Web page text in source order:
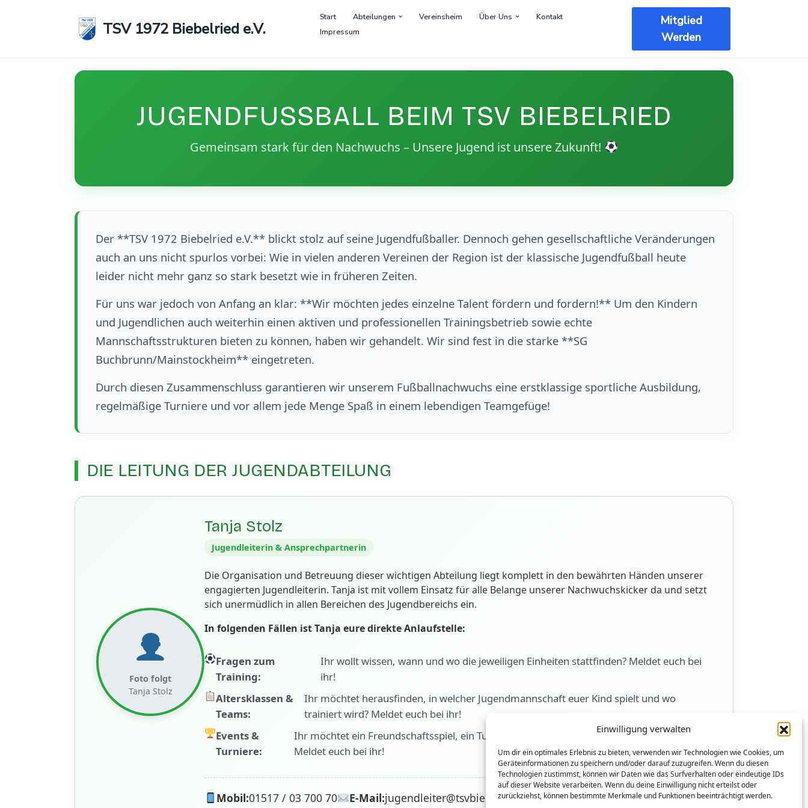
Einwilligung verwalten
Um dir ein optimales Erlebnis zu bieten, verwenden wir Technologien wie Cookies, um
Geräteinformationen zu speichern und/oder darauf zuzugreifen. Wenn du diesen
Technologien zustimmst, können wir Daten wie das Surfverhalten oder eindeutige IDs
auf dieser Website verarbeiten. Wenn du deine Einwilligung nicht erteilst oder
zurückziehst, können bestimmte Merkmale und Funktionen beeinträchtigt werden.
springen
TSV 1972 Biebelried e.V.
Start Abteilungen Vereinsheim Über Uns
Kontakt
Impressum
Mitglied
Werden
JUGENDFUSSBALL BEIM TSV BIEBELRIED
Gemeinsam stark für den Nachwuchs – Unsere Jugend ist unsere Zukunft!
Der **TSV 1972 Biebelried e.V.** blickt stolz auf seine Jugendfußballer. Dennoch gehen gesellschaftliche Veränderungen
auch an uns nicht spurlos vorbei: Wie in vielen anderen Vereinen der Region ist der klassische Jugendfußball heute
leider nicht mehr ganz so stark besetzt wie in früheren Zeiten.
Für uns war jedoch von Anfang an klar: **Wir möchten jedes einzelne Talent fördern und fordern!** Um den Kindern
und Jugendlichen auch weiterhin einen aktiven und professionellen Trainingsbetrieb sowie echte
Mannschaftsstrukturen bieten zu können, haben wir gehandelt. Wir sind fest in die starke **SG
Buchbrunn/Mainstockheim** eingetreten.
Durch diesen Zusammenschluss garantieren wir unserem Fußballnachwuchs eine erstklassige sportliche Ausbildung,
regelmäßige Turniere und vor allem jede Menge Spaß in einem lebendigen Teamgefüge!
DIE LEITUNG DER JUGENDABTEILUNG
Foto folgt
Tanja Stolz
Tanja Stolz
Jugendleiterin & Ansprechpartnerin
Die Organisation und Betreuung dieser wichtigen Abteilung liegt komplett in den bewährten Händen unserer
engagierten Jugendleiterin. Tanja ist mit vollem Einsatz für alle Belange unserer Nachwuchskicker da und setzt
sich unermüdlich in allen Bereichen des Jugendbereichs ein.
In folgenden Fällen ist Tanja eure direkte Anlaufstelle:
Fragen zum
Training:
Ihr wollt wissen, wann und wo die jeweiligen Einheiten stattfinden? Meldet euch bei
ihr!
Altersklassen &
Teams:
Ihr möchtet herausfinden, in welcher Jugendmannschaft euer Kind spielt und wo
trainiert wird? Meldet euch bei ihr!
Events &
Turniere:
Ihr möchtet ein Freundschaftsspiel, ein Turnier oder ein anderes Jugend-Event planen?
Meldet euch bei ihr!
Mobil:01517 / 03 700 70 E-Mail:jugendleiter@tsvbiebelried.de